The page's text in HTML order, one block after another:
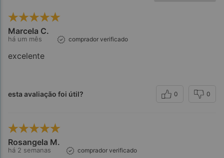
Referências Bibliográficas
Farmacam
Marcela C.
há um mês comprador verificado
excelente
esta avaliação foi útil? 0 0
Rosangela M.
há 2 semanas comprador verificado